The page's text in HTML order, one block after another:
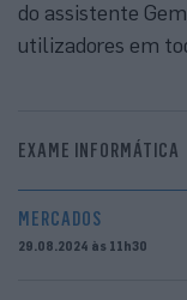
do assistente
utilizadores em
EXAME INFORMÁTICA
MERCADOS
29.08.2024 às 11h30